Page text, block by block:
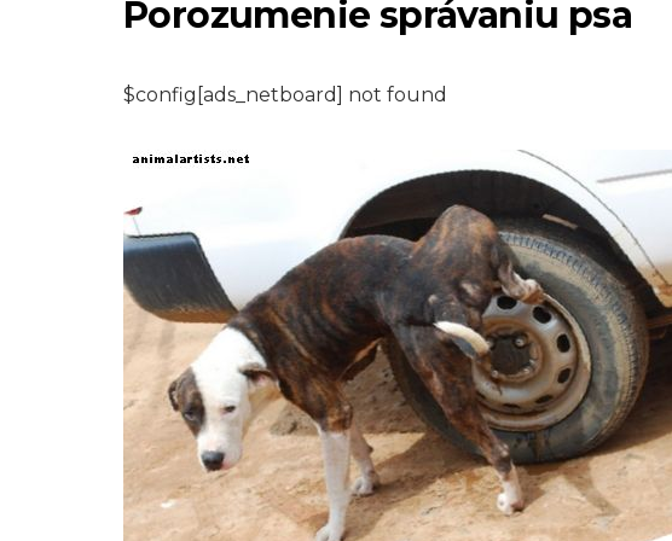
Porozumenie správaniu psa
$config[ads_netboard] not found
Ako vyrobiť
umývateľné vložky
do morčiat: Ošívaná
príručka pre
domácich majstrov
7,2026